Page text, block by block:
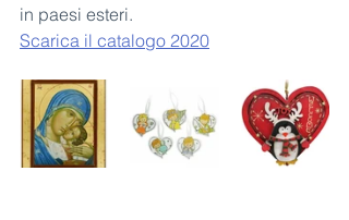
in paesi esteri.
Scarica il catalogo 2020